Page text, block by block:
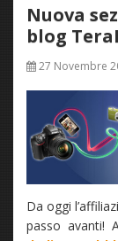
Nuova
blog
27 Novembre
Da oggi
passo avanti!